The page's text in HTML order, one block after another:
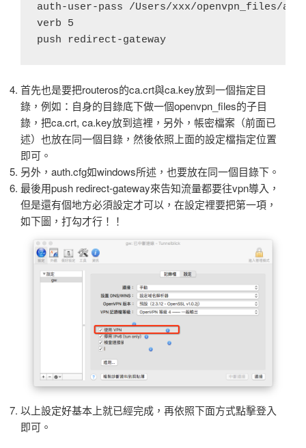
auth-user-pass /Users/xxx/openvpn_files/
verb 5
首先也是要把routeros的ca.crt與ca.key放到一個指定目
錄，例如：自身的目錄底下做一個openvpn_files的子目
錄，把ca.crt, ca.key放到這裡，另外，帳密檔案（前面已
述）也放在同一個目錄，然後依照上面的設定檔指定位置
即可。
另外，auth.cfg如windows所述，也要放在同一個目錄下。
最後用push redirect-gateway來告知流量都要往vpn導入，
但是還有個地方必須設定才可以，在設定裡要把第一項，
如下圖，打勾才行！！
以上設定好基本上就已經完成，再依照下面方式點擊登入
即可。